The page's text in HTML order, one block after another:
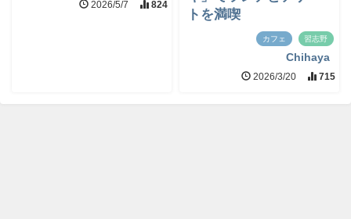
2026/5/7 824
トを満喫
カフェ 習志野
Chihaya
2026/3/20 715